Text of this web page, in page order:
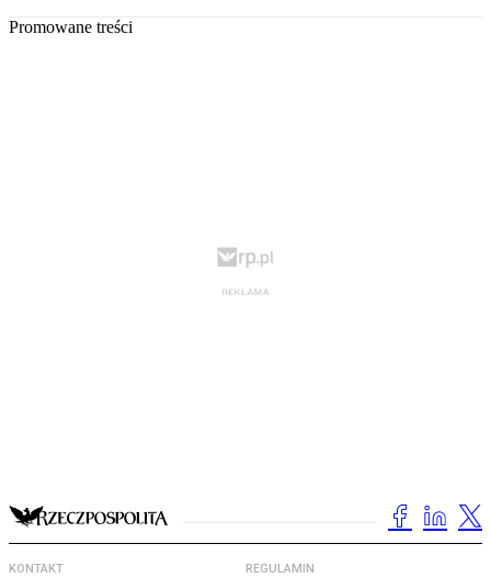
Promowane treści
KONTAKT REGULAMIN